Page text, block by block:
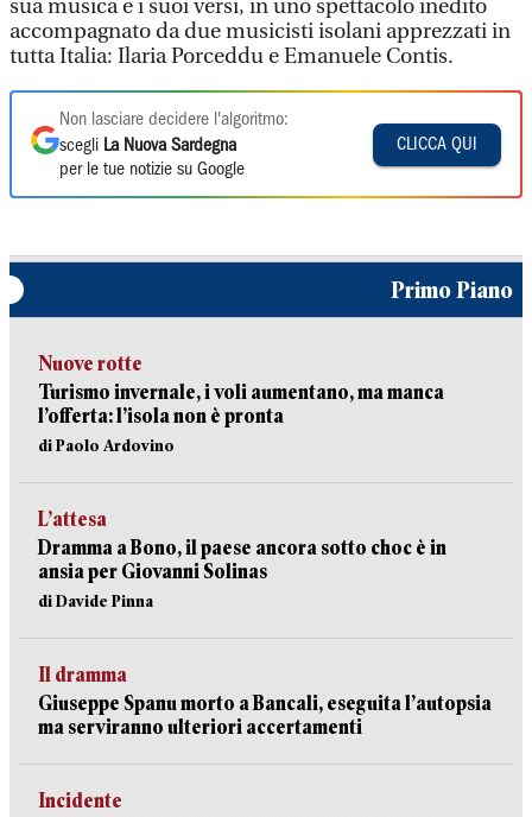
sua musica e i suoi versi, in uno spettacolo inedito
accompagnato da due musicisti isolani apprezzati in
tutta Italia: Ilaria Porceddu e Emanuele Contis.
Non lasciare decidere l'algoritmo:
scegli La Nuova Sardegna
per le tue notizie su Google
CLICCA QUI
Primo Piano
Nuove rotte
Turismo invernale, i voli aumentano, ma manca
l’offerta: l’isola non è pronta
di Paolo Ardovino
L’attesa
Dramma a Bono, il paese ancora sotto choc è in
ansia per Giovanni Solinas
di Davide Pinna
Il dramma
Giuseppe Spanu morto a Bancali, eseguita l’autopsia
ma serviranno ulteriori accertamenti
Incidente